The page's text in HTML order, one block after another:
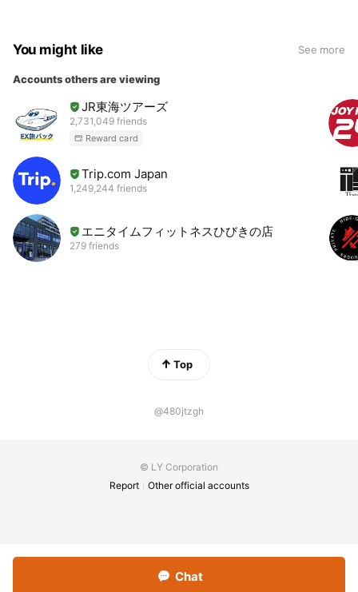
You might like See more
Accounts others are viewing
JR東海ツアーズ
2,731,049 friends
Reward card
Trip.com Japan
1,249,244 friends
エニタイムフィットネスひびきの店
279 friends
Top
@480jtzgh
© LY Corporation
Report
Other official accounts
Chat